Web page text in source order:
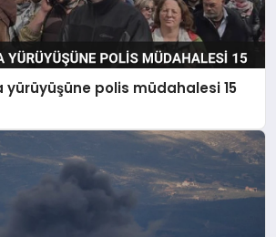
yürüyüşüne polis müdahalesi 15